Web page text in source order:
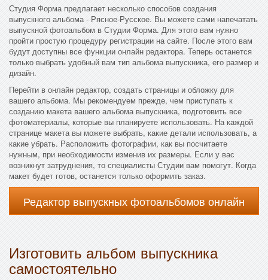
Студия Форма предлагает несколько способов создания
выпускного альбома - Рясное-Русское. Вы можете сами напечатать
выпускной фотоальбом в Студии Форма. Для этого вам нужно
пройти простую процедуру регистрации на сайте. После этого вам
будут доступны все функции онлайн редактора. Теперь останется
только выбрать удобный вам тип альбома выпускника, его размер и
дизайн.
Перейти в онлайн редактор, создать страницы и обложку для
вашего альбома. Мы рекомендуем прежде, чем приступать к
созданию макета вашего альбома выпускника, подготовить все
фотоматериалы, которые вы планируете использовать. На каждой
странице макета вы можете выбрать, какие детали использовать, а
какие убрать. Расположить фотографии, как вы посчитаете
нужным, при необходимости изменив их размеры. Если у вас
возникнут затруднения, то специалисты Студии вам помогут. Когда
макет будет готов, останется только оформить заказ.
Редактор выпускных фотоальбомов онлайн
Изготовить альбом выпускника
самостоятельно